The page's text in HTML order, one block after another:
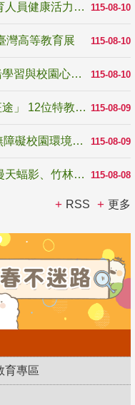
115-08-10
教育盃球類錦標賽圓滿落幕 展現教育人員健康活力與團隊精神
115-08-10
灣高等教育展
115-08-10
教育部鼓勵大專校院推動「社會情緒學習與校園心理健康促進計畫」 培育校園「心」韌性
115-08-09
青年百億海外圓夢基金計畫「無礙征途」 12位特教與弱勢青年勇闖西班牙 跨越感官限制見證生命蛻變
115-08-09
國教署補助22縣市積極推動「改善無障礙校園環境計畫」 打造友善、安全、無礙學習空間
115-08-08
青年壯遊點精選夏夜限定避暑提案 漫天蝠影、竹林尋蛙、茶香夜觀 邀青年暮色出發
RSS 更多
育專區